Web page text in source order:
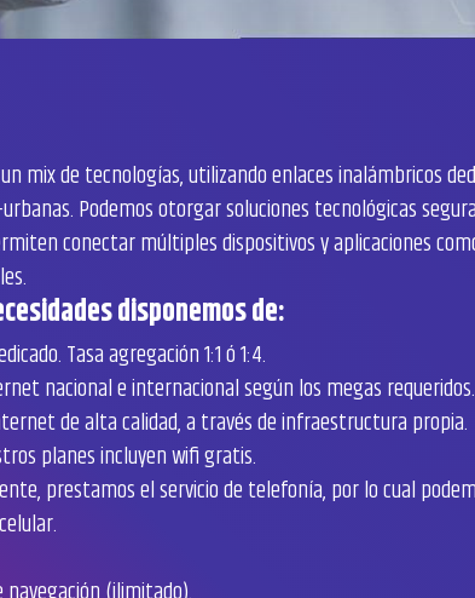
mix de tecnologías, utilizando enlaces inalámbricos
Podemos otorgar soluciones tecnológicas
conectar múltiples dispositivos y aplicaciones
disponemos de:
Tasa agregación 1:1 ó 1:4.
nacional e internacional según los megas requeridos.
de alta calidad, a través de infraestructura propia.
planes incluyen wifi gratis.
prestamos el servicio de telefonía, por lo cual